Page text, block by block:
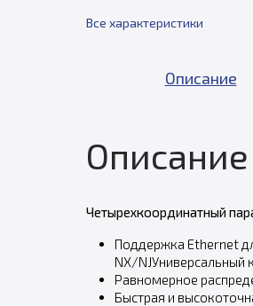
Все характеристики
Описание
Описание
Четырехкоординатный
Поддержка Ethernet
NX/NJУниверсальный
Равномерное
Быстрая и